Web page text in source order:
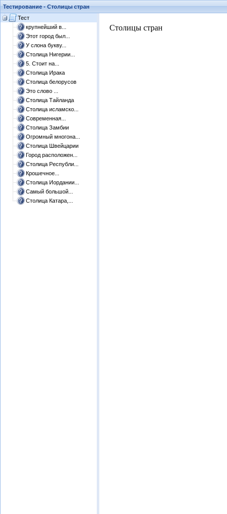
Тестирование - Столицы стран
Тест
крупнейший в...
Этот город был...
У слона букву...
Столица Нигерии...
5. Стоит на...
Столица Ирака
Столица белорусов
Это слово ...
Столица Тайланда
Столица исламско...
Современная...
Столица Замбии
Огромный многона...
Столица Швейцарии
Город расположен...
Столица Республи...
Крошечное...
Столица Иордании...
Самый большой...
Столица Катара,...
​Столицы стран